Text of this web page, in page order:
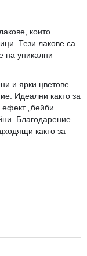
които
Тези лакове са
на уникални
и ярки цветове
Идеални както за
„бейби
Благодарение
както за